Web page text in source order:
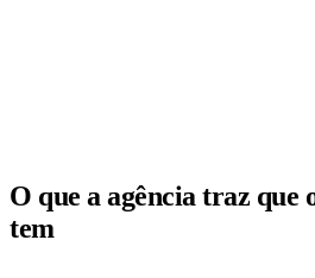
O que a agência traz que
tem